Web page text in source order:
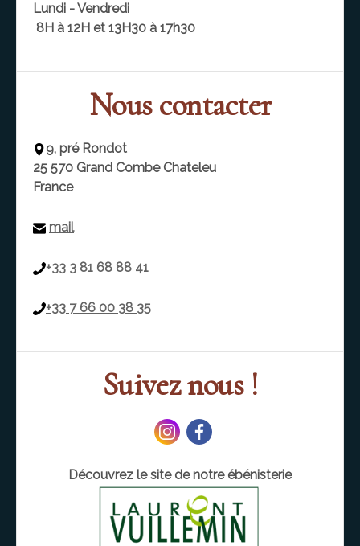
Lundi - Vendredi
8H à 12H et 13H30 à 17h30
Nous contacter
9, pré Rondot
25 570 Grand Combe Chateleu
France
mail
+33 3 81 68 88 41
+33 7 66 00 38 35
Suivez nous !
Découvrez le site de notre ébénisterie